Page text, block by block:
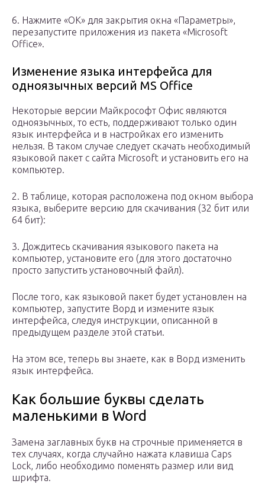
6. Нажмите «ОК» для закрытия окна «Параметры»,
перезапустите приложения из пакета «Microsoft
Office».
Изменение языка интерфейса для
одноязычных версий MS Office
Некоторые версии Майкрософт Офис являются
одноязычных, то есть, поддерживают только один
язык интерфейса и в настройках его изменить
нельзя. В таком случае следует скачать необходимый
языковой пакет с сайта Microsoft и установить его на
компьютер.
2. В таблице, которая расположена под окном выбора
языка, выберите версию для скачивания (32 бит или
64 бит):
3. Дождитесь скачивания языкового пакета на
компьютер, установите его (для этого достаточно
просто запустить установочный файл).
После того, как языковой пакет будет установлен на
компьютер, запустите Ворд и измените язык
интерфейса, следуя инструкции, описанной в
предыдущем разделе этой статьи.
На этом все, теперь вы знаете, как в Ворд изменить
язык интерфейса.
Как большие буквы сделать
маленькими в Word
Замена заглавных букв на строчные применяется в
тех случаях, когда случайно нажата клавиша Caps
Lock, либо необходимо поменять размер или вид
шрифта.